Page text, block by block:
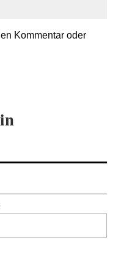
Kommentar oder